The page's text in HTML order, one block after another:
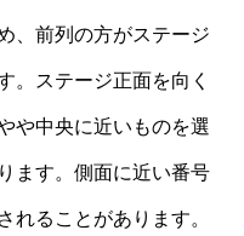
、前列の方がステージ
。ステージ正面を向く
や中央に近いものを選
ます。側面に近い番号
れることがあります。